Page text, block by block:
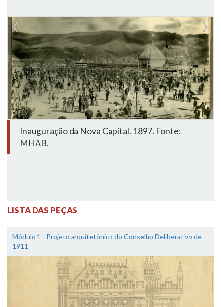
Inauguração da Nova Capital. 1897. Fonte:
MHAB.
LISTA DAS PEÇAS
Módulo 1 - Projeto arquitetônico do Conselho Deliberativo de
1911